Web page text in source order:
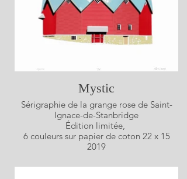
Mystic
Sérigraphie de la grange rose de Saint-
Ignace-de-Stanbridge
Édition limitée,
6 couleurs sur papier de coton 22 x 15
2019